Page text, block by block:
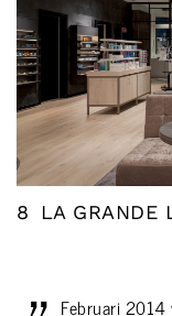
8 LA GRANDE
Februari